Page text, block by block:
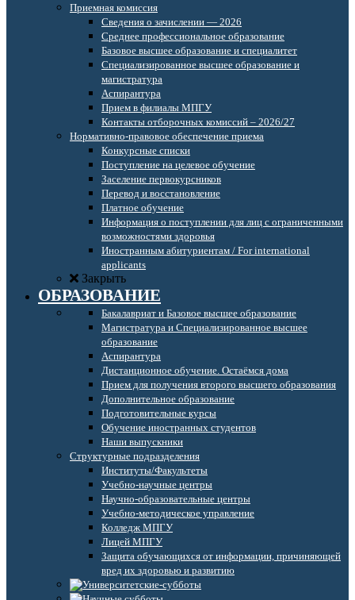
Приемная комиссия
Сведения о зачислении — 2026
Среднее профессиональное образование
Базовое высшее образование и специалитет
Специализированное высшее образование и
магистратура
Аспирантура
Прием в филиалы МПГУ
Контакты отборочных комиссий – 2026/27
Нормативно-правовое обеспечение приема
Конкурсные списки
Поступление на целевое обучение
Заселение первокурсников
Перевод и восстановление
Платное обучение
Информация о поступлении для лиц с ограниченными
возможностями здоровья
Иностранным абитуриентам / For international
applicants
Закрыть
ОБРАЗОВАНИЕ
Бакалавриат и Базовое высшее образование
Магистратура и Специализированное высшее
образование
Аспирантура
Дистанционное обучение. Остаёмся дома
Прием для получения второго высшего образования
Дополнительное образование
Подготовительные курсы
Обучение иностранных студентов
Наши выпускники
Структурные подразделения
Институты/Факультеты
Учебно-научные центры
Научно-образовательные центры
Учебно-методическое управление
Колледж МПГУ
Лицей МПГУ
Защита обучающихся от информации, причиняющей
вред их здоровью и развитию